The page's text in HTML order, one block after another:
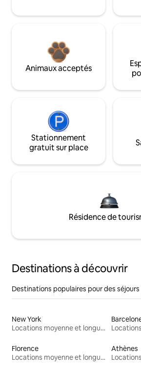
Animaux acceptés
Stationnement
gratuit sur place
Résidence de
Destinations à découvrir
Destinations populaires pour des
New York
Locations moyenne et longue durée
Florence
Locations moyenne et longue durée
Athènes